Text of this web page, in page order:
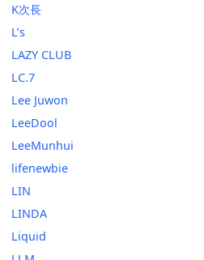
K次長
L’s
LAZY CLUB
LC.7
Lee Juwon
LeeDool
LeeMunhui
lifenewbie
LIN
LINDA
Liquid